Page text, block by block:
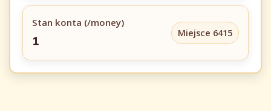
Stan konta (/money)
1
Miejsce 6415